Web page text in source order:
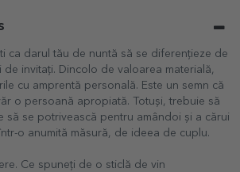
ca darul tău de nuntă să se diferențieze de
de invitați. Dincolo de valoarea materială,
cu amprentă personală. Este un semn că
o persoană apropiată. Totuși, trebuie să
să se potrivească pentru amândoi și a cărui
o anumită măsură, de ideea de cuplu.
Ce spuneți de o sticlă de vin